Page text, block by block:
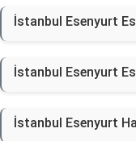
İstanbul Esenyurt
İstanbul Esenyurt
İstanbul Esenyurt